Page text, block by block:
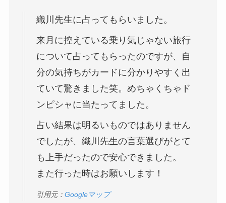
織川先生に占ってもらいました。
来月に控えている乗り気じゃない旅行
について占ってもらったのですが、自
分の気持ちがカードに分かりやすく出
ていて驚きました笑。めちゃくちゃド
ンピシャに当たってました。
占い結果は明るいものではありません
でしたが、織川先生の言葉選びがとて
も上手だったので安心できました。
また行った時はお願いします！
引用元： Googleマップ